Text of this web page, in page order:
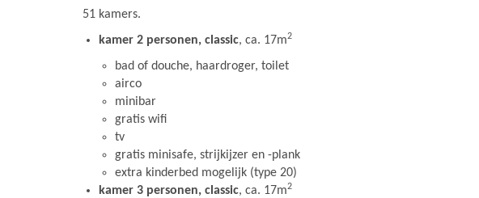
51 kamers.
kamer 2 personen, classic, ca. 17m2
bad of douche, haardroger, toilet
airco
minibar
gratis wifi
tv
gratis minisafe, strijkijzer en -plank
extra kinderbed mogelijk (type 20)
kamer 3 personen, classic, ca. 17m2